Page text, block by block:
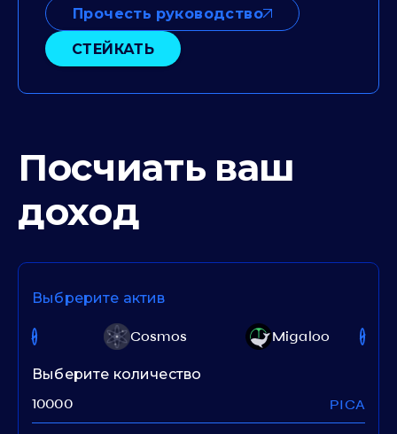
Прочесть руководство
СТЕЙКАТЬ
Посчиать ваш
доход
Выбрерите актив
Cosmos Migaloo
Выберите количество
PICA